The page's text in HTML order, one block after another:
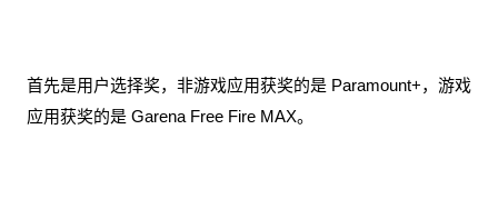
首先是用户选择奖，非游戏应用获奖的是 Paramount+，游戏
应用获奖的是 Garena Free Fire MAX。